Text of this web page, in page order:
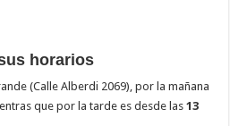
horarios
(Calle Alberdi 2069), por la mañana
que por la tarde es desde las 13